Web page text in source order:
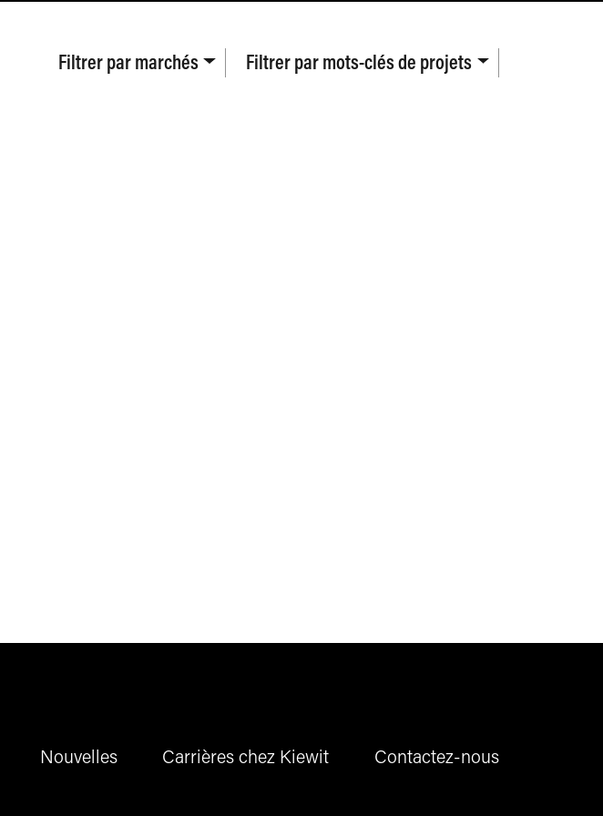
Filtrer parmarchés Filtrer parmots-clés de projets
Nouvelles Carrières chez Kiewit Contactez-nous